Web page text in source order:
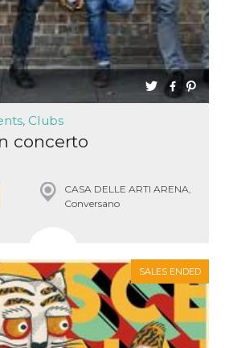
Clubs
concerto
CASA DELLE ARTI ARENA,
Conversano
SALES ENDED